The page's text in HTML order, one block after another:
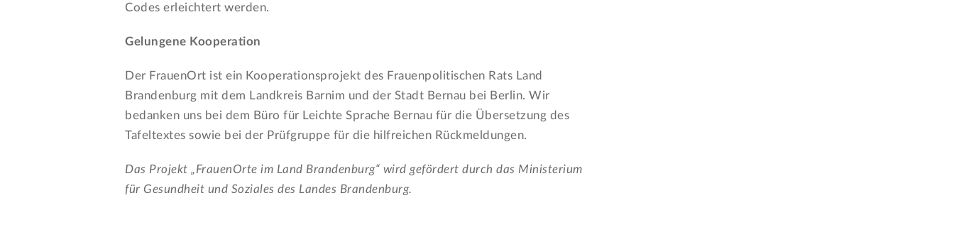
Codes erleichtert werden.
Gelungene Kooperation
Der FrauenOrt ist ein Kooperationsprojekt des Frauenpolitischen Rats Land
Brandenburg mit dem Landkreis Barnim und der Stadt Bernau bei Berlin. Wir
bedanken uns bei dem Büro für Leichte Sprache Bernau für die Übersetzung des
Tafeltextes sowie bei der Prüfgruppe für die hilfreichen Rückmeldungen.
Das Projekt „FrauenOrte im Land Brandenburg“ wird gefördert durch das Ministerium
für Gesundheit und Soziales des Landes Brandenburg.